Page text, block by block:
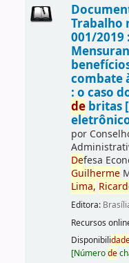
Trabalho
001/2019 :
combate
: o caso
debritas
por
Defesa
Guilherme
Lima,
Editora:
Recursos
Disponibilida
[Númerode